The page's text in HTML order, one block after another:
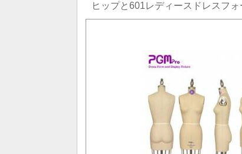
ヒップと601レディースドレスフォ